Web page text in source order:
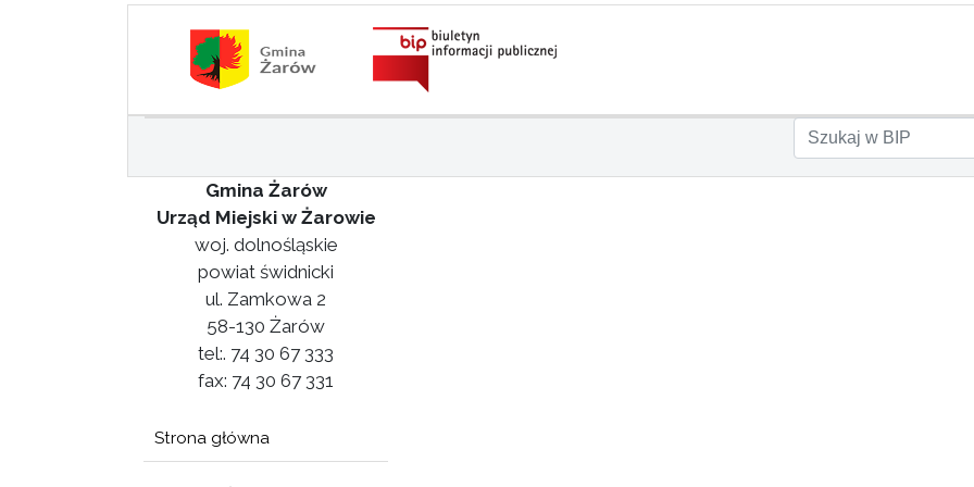
Gmina Żarów
Urząd Miejski w Żarowie
woj. dolnośląskie
powiat świdnicki
ul. Zamkowa 2
58-130 Żarów
tel:. 74 30 67 333
fax: 74 30 67 331
Strona główna